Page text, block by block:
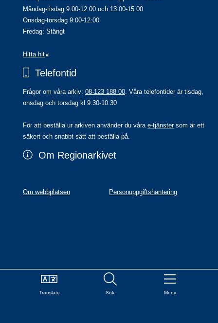
Translate Sök Meny
Måndag-tisdag 9:00-12:00 och 13:00-15:00
Onsdag-torsdag 9:00-12:00
Fredag: Stängt
Hitta hit
Telefontid
Frågor om våra arkiv: 08-123 188 00. Våra telefontider är tisdag,
onsdag och torsdag kl 9:30-10:30
För att beställa ur arkiven använder du våra e-tjänster som är ett
säkert och snabbt sätt att beställa på.
Om Regionarkivet
Om webbplatsen Personuppgiftshantering